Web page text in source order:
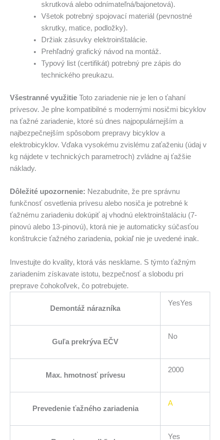
skrutková alebo odnímateľná/bajonetová).
Všetok potrebný spojovací materiál (pevnostné
skrutky, matice, podložky).
Držiak zásuvky elektroinštalácie.
Prehľadný grafický návod na montáž.
Typový list (certifikát) potrebný pre zápis do
technického preukazu.
Všestranné využitie Toto zariadenie nie je len o ťahaní
prívesov. Je plne kompatibilné s modernými nosičmi bicyklov
na ťažné zariadenie, ktoré sú dnes najpopulárnejším a
najbezpečnejším spôsobom prepravy bicyklov a
elektrobicyklov. Vďaka vysokému zvislému zaťaženiu (údaj v
kg nájdete v technických parametroch) zvládne aj ťažšie
náklady.
Dôležité upozornenie: Nezabudnite, že pre správnu
funkčnosť osvetlenia prívesu alebo nosiča je potrebné k
ťažnému zariadeniu dokúpiť aj vhodnú elektroinštaláciu (7-
pinovú alebo 13-pinovú), ktorá nie je automaticky súčasťou
konštrukcie ťažného zariadenia, pokiaľ nie je uvedené inak.
Investujte do kvality, ktorá vás nesklame. S týmto ťažným
zariadením získavate istotu, bezpečnosť a slobodu pri
preprave čohokoľvek, čo potrebujete.
Demontáž nárazníka
YesYes
Guľa prekrýva EČV
No
Max. hmotnosť prívesu
2000
Prevedenie ťažného zariadenia
A
Yes